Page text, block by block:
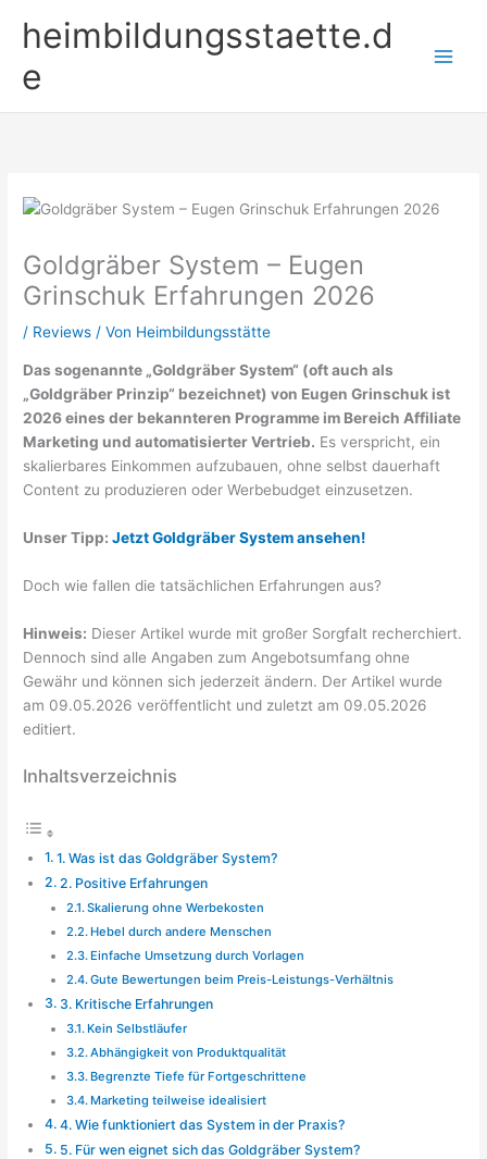
Inhaltheimbildungsstaette.d
e
Goldgräber System – Eugen
Grinschuk Erfahrungen 2026
/ Reviews / Von Heimbildungsstätte
Das sogenannte „Goldgräber System“ (oft auch als
„Goldgräber Prinzip“ bezeichnet) von Eugen Grinschuk ist
2026 eines der bekannteren Programme im Bereich Affiliate
Marketing und automatisierter Vertrieb. Es verspricht, ein
skalierbares Einkommen aufzubauen, ohne selbst dauerhaft
Content zu produzieren oder Werbebudget einzusetzen.
Unser Tipp:Jetzt Goldgräber System ansehen!
Doch wie fallen die tatsächlichen Erfahrungen aus?
Hinweis: Dieser Artikel wurde mit großer Sorgfalt recherchiert.
Dennoch sind alle Angaben zum Angebotsumfang ohne
Gewähr und können sich jederzeit ändern. Der Artikel wurde
am 09.05.2026 veröffentlicht und zuletzt am 09.05.2026
editiert.
Inhaltsverzeichnis
1. Was ist das Goldgräber System?
2. Positive Erfahrungen
Skalierung ohne Werbekosten
Hebel durch andere Menschen
Einfache Umsetzung durch Vorlagen
Gute Bewertungen beim Preis-Leistungs-Verhältnis
3. Kritische Erfahrungen
Kein Selbstläufer
Abhängigkeit von Produktqualität
Begrenzte Tiefe für Fortgeschrittene
Marketing teilweise idealisiert
4. Wie funktioniert das System in der Praxis?
5. Für wen eignet sich das Goldgräber System?